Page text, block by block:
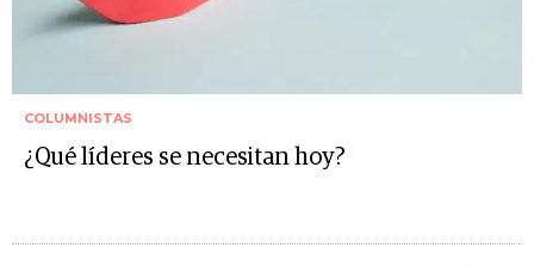
COLUMNISTAS
¿Qué líderes se necesitan hoy?